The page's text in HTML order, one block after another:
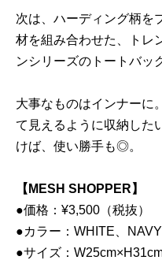
次は、ハーディング柄を
材を組み合わせた、トレ
ンシリーズのトートバッ
大事なものはインナーに
て見えるように収納した
けば、使い勝手も◎。
【MESH SHOPPER】
●価格：¥3,500（税抜）
●カラー：WHITE、
●サイズ：